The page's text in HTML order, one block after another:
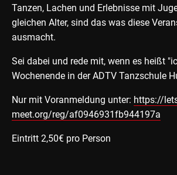
Tanzen, Lachen und Erlebnisse mit
gleichen Alter, sind das was diese
ausmacht.
Sei dabei und rede mit, wenn es heißt
Wochenende in der ADTV Tanzschule
Nur mit Voranmeldung unter: https://
meet.org/reg/af0946931fb944197a
Eintritt 2,50€ pro Person